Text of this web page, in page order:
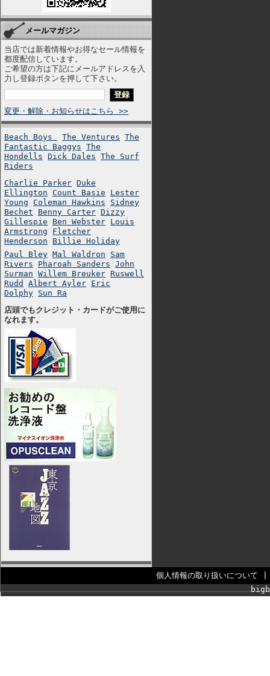
メールマガジン
当店では新着情報やお得なセール情報を
都度配信しています。
ご希望の方は下記にメールアドレスを入
力し登録ボタンを押して下さい。
変更・解除・お知らせはこちら >>
Beach Boys The Ventures The
Fantastic Baggys The
Hondells Dick Dales The Surf
Riders
Charlie Parker Duke
Ellington Count Basie
Lester
Young Coleman Hawkins
Sidney
Bechet
Benny Carter Dizzy
Gillespie
Ben Webster Louis
Armstrong
Fletcher
Henderson
Billie Holiday
Paul Bley Mal Waldron
Sam
Rivers
Pharoah Sanders John
Surman Willem Breuker Ruswell
Rudd
Albert Ayler Eric
Dolphy Sun Ra
店頭でもクレジット・カードがご使用に
なれます。
個人情報の取り扱いについて